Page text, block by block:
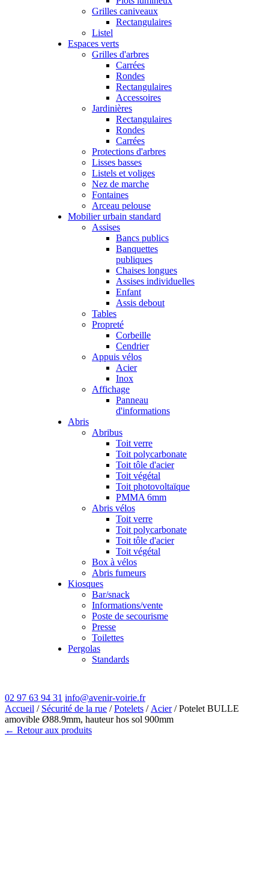
Grilles caniveaux
Rectangulaires
Listel
Espaces verts
Grilles d'arbres
Carrées
Rondes
Rectangulaires
Accessoires
Jardinières
Rectangulaires
Rondes
Carrées
Protections d'arbres
Lisses basses
Listels et voliges
Nez de marche
Fontaines
Arceau pelouse
Mobilier urbain standard
Assises
Bancs publics
Banquettes
publiques
Chaises longues
Assises individuelles
Enfant
Assis debout
Tables
Propreté
Corbeille
Cendrier
Appuis vélos
Acier
Inox
Affichage
Panneau
d'informations
Abris
Abribus
Toit verre
Toit polycarbonate
Toit tôle d'acier
Toit végétal
Toit photovoltaïque
PMMA 6mm
Abris vélos
Toit verre
Toit polycarbonate
Toit tôle d'acier
Toit végétal
Box à vélos
Abris fumeurs
Kiosques
Bar/snack
Informations/vente
Poste de secourisme
Presse
Toilettes
Pergolas
Standards
02 97 63 94 31 info@avenir-voirie.fr
Accueil / Sécurité de la rue /Potelets / Acier/ Potelet BULLE
amovible Ø88.9mm, hauteur hos sol 900mm
← Retour aux produits